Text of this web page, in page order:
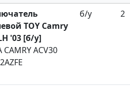
[1]
[1]
[2]
TOY Camry
'03 [б/у]
CAMRY ACV30
б/у 2